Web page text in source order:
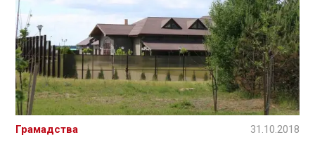
Грамадства 31.10.2018